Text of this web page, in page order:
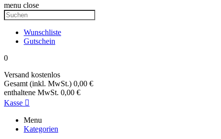
menu close
Wunschliste
Gutschein
0
Versand kostenlos
Gesamt (inkl. MwSt.) 0,00 €
enthaltene MwSt. 0,00 €
Kasse 
Menu
Kategorien